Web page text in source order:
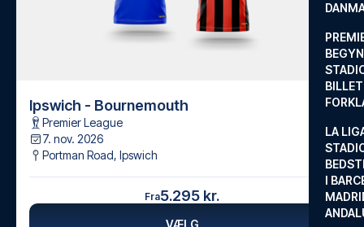
LA
I
Ipswich - Bournemouth
Premier League
7. nov. 2026
Portman Road, Ipswich
Fra5.295 kr.
VÆLG